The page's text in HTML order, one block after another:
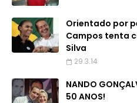
Orientado por
Campos tenta
Silva
29.3.14
NANDO
50 ANOS!